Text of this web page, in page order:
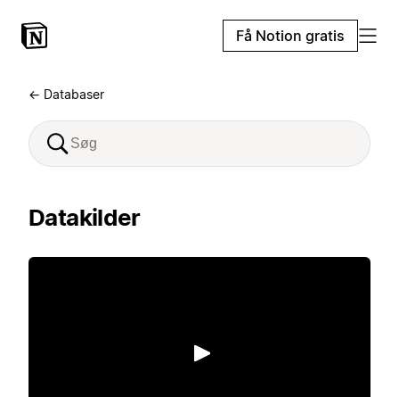
Få Notion gratis
← Databaser
Datakilder
Afspil